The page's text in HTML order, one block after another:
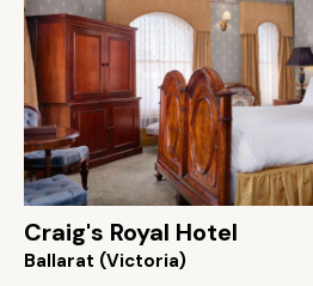
Craig's Royal Hotel
Ballarat (Victoria)